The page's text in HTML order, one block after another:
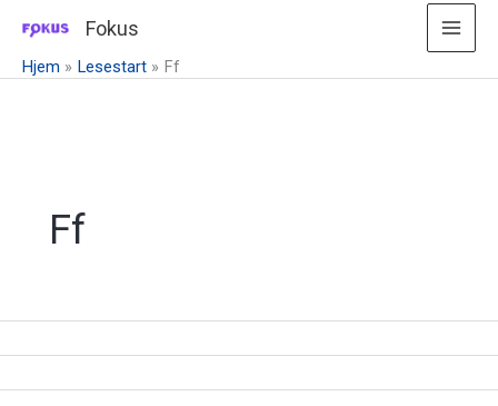
til
Fokus
Hjem Lesestart Ff
Ff